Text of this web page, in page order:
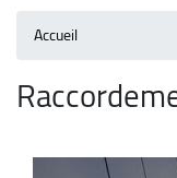
Accueil